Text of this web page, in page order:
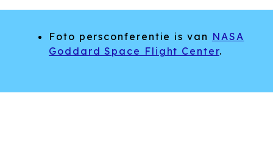
Foto persconferentie is van NASA
Goddard Space Flight Center.